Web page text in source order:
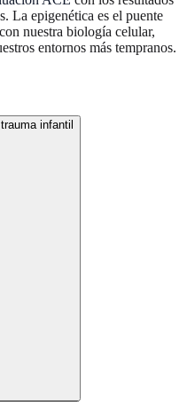
La epigenética es el puente
nuestra biología celular,
entornos más tempranos.
infantil